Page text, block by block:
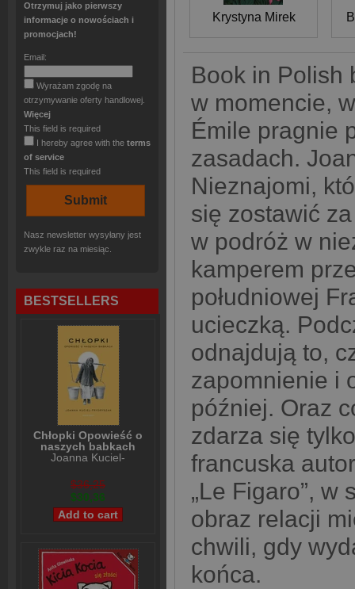
Otrzymuj jako pierwszy
informacje o nowościach i
promocjach!
Email:
Wyrażam zgodę na
otrzymywanie oferty handlowej.
Więcej
This field is required
I hereby agree with the terms
of service
This field is required
Nasz newsletter wysyłany jest
zwykle raz na miesiąc.
BESTSELLERS
Chłopki Opowieść o
naszych babkach
Joanna Kuciel-
$36,25
$30,36
Krystyna Mirek
Book in Polish
w momencie,
Émile pragnie
zasadach.
Nieznajomi,
się zostawić
w podróż w
kamperem
południowej
ucieczką.
odnajdują to,
zapomnienie i
później. Oraz
zdarza się
francuska
„Le Figaro”,
obraz relacji
chwili, gdy
końca.